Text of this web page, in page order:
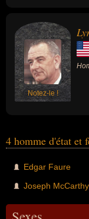
Notez-le !
4 homme d'état et
Edgar Faure
Joseph McCarthy